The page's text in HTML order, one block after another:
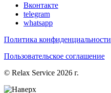
Вконтакте
telegram
whatsapp
Политика конфиденциальности
Пользовательское соглашение
© Relax Service 2026 г.